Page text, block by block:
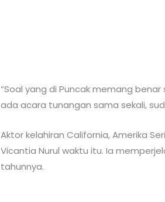
“Soal yang di Puncak memang
ada acara tunangan sama sekali,
Aktor kelahiran California, Amerika
Vicantia Nurul waktu itu. Ia
tahunnya.